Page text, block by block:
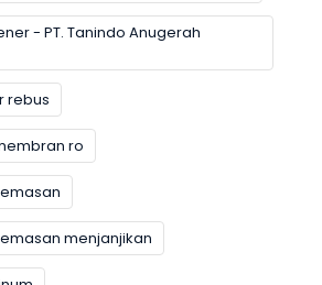
- PT. Tanindo Anugerah
rebus
ro
menjanjikan